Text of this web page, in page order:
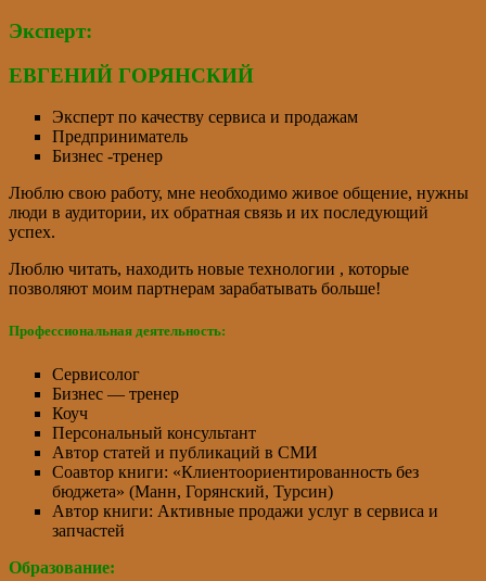
Эксперт:
ЕВГЕНИЙ ГОРЯНСКИЙ
Эксперт по качеству сервиса и продажам
Предприниматель
Бизнес -тренер
Люблю свою работу, мне необходимо живое общение, нужны
люди в аудитории, их обратная связь и их последующий
успех.
Люблю читать, находить новые технологии , которые
позволяют моим партнерам зарабатывать больше!
Профессиональная деятельность:
Сервисолог
Бизнес — тренер
Коуч
Персональный консультант
Автор статей и публикаций в СМИ
Соавтор книги: «Клиентоориентированность без
бюджета» (Манн, Горянский, Турсин)
Автор книги: Активные продажи услуг в сервиса и
запчастей
Образование: